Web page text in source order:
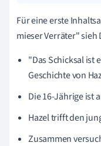
Für eine erste
mieser Verräter"sieh
"Das Schicksal ist
Geschichte von
Die 16-Jährige ist
Hazel trifft den
Zusammen